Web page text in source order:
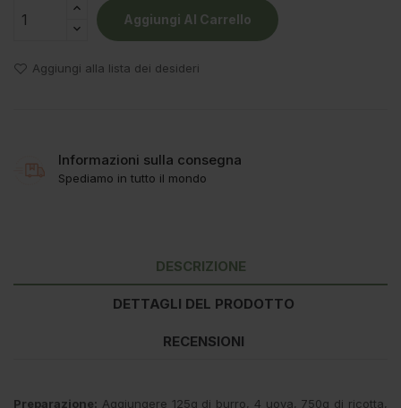
Aggiungi Al Carrello
Aggiungi alla lista dei desideri
Informazioni sulla consegna
Spediamo in tutto il mondo
DESCRIZIONE
DETTAGLI DEL PRODOTTO
RECENSIONI
Preparazione: Aggiungere 125g di burro, 4 uova, 750g di ricotta,